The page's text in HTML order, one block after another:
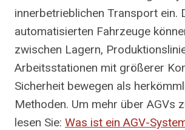
innerbetrieblichen Transport ein.
automatisierten Fahrzeuge
zwischen Lagern,
Arbeitsstationen mit größerer
Sicherheit bewegen als
Methoden. Um mehr über AGVs
lesen Sie: Was ist ein AGV-